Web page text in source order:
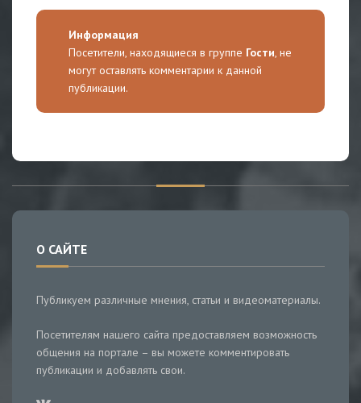
Информация
Посетители, находящиеся в группе Гости, не
могут оставлять комментарии к данной
публикации.
О САЙТЕ
Публикуем различные мнения, статьи и видеоматериалы.
Посетителям нашего сайта предоставляем возможность
общения на портале – вы можете комментировать
публикации и добавлять свои.